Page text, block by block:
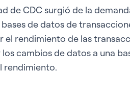
de CDC surgió de la
de datos de
el rendimiento de las
cambios de datos a una
rendimiento.